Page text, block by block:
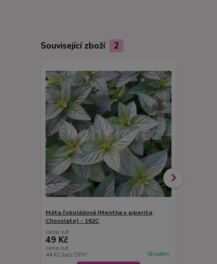
Související zboží 2
Máta čokoládová (Mentha x piperita,
Chocolate) - 162C
cena od
49 Kč
cena od
44 Kč bez DPH Skladem